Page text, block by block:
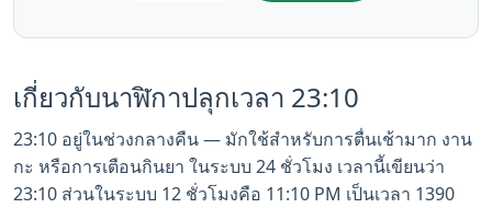
เกี่ยวกับนาฬิกาปลุกเวลา 23:10
23:10 อยู่ในช่วงกลางคืน — มักใช้สำหรับการตื่นเช้ามาก งาน
กะ หรือการเตือนกินยา ในระบบ 24 ชั่วโมง เวลานี้เขียนว่า
23:10 ส่วนในระบบ 12 ชั่วโมงคือ 11:10 PM เป็นเวลา 1390